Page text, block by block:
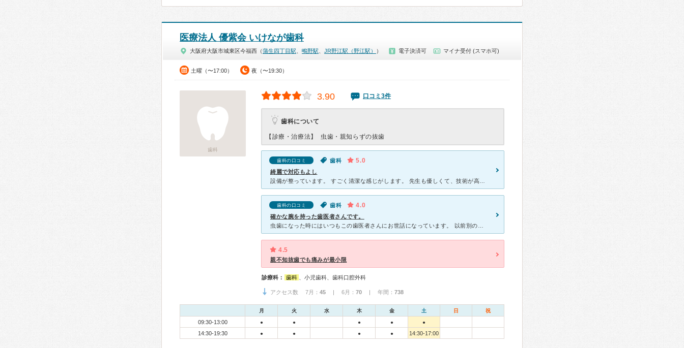
医療法人 優紫会 いけなが歯科
大阪府大阪市城東区今福西（蒲生四丁目駅 鴫野駅 JR野江駅（野江駅） ） 電子決済可 マイナ受付 (スマホ可)
土曜（〜17:00） 夜（〜19:30）
歯科
3.90 口コミ3件
歯科について
【診療・治療法】 虫歯・親知らずの抜歯
歯科の口コミ 歯科 5.0
綺麗で対応もよし
歯科の口コミ 歯科 4.0
確かな腕を持った歯医者さんです。
4.5
親不知抜歯でも痛みが最小限
診療科： 歯科 、小児歯科、歯科口腔外科
アクセス数 7月： 45 | 6月： 70 | 年間： 738
月 火 水 木 金 土 日 祝
09:30-13:00 ● ● ● ● ●
14:30-19:30 ● ● ● ● 14:30-17:00